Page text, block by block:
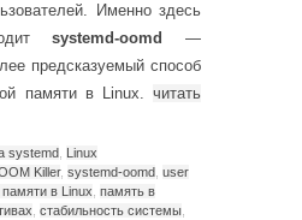
Именно здесь
systemd-oomd
—
предсказуемый способ
памяти в Linux. читать
systemd Linux
Killer, systemd-oomd user
памяти в Linux память в
стабильность системы